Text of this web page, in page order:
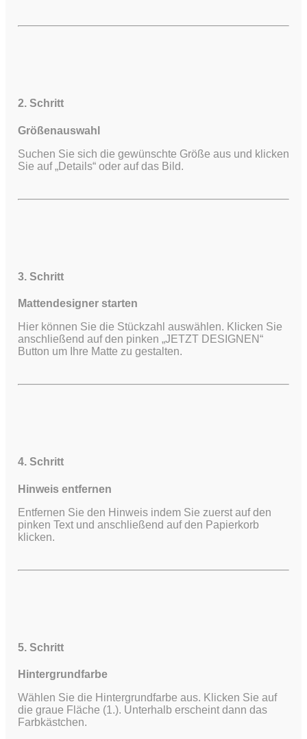
2. Schritt
Größenauswahl
Suchen Sie sich die gewünschte Größe aus und klicken
Sie auf „Details“ oder auf das Bild.
3. Schritt
Mattendesigner starten
Hier können Sie die Stückzahl auswählen. Klicken Sie
anschließend auf den pinken „JETZT DESIGNEN“
Button um Ihre Matte zu gestalten.
4. Schritt
Hinweis entfernen
Entfernen Sie den Hinweis indem Sie zuerst auf den
pinken Text und anschließend auf den Papierkorb
klicken.
5. Schritt
Hintergrundfarbe
Wählen Sie die Hintergrundfarbe aus. Klicken Sie auf
die graue Fläche (1.). Unterhalb erscheint dann das
Farbkästchen.